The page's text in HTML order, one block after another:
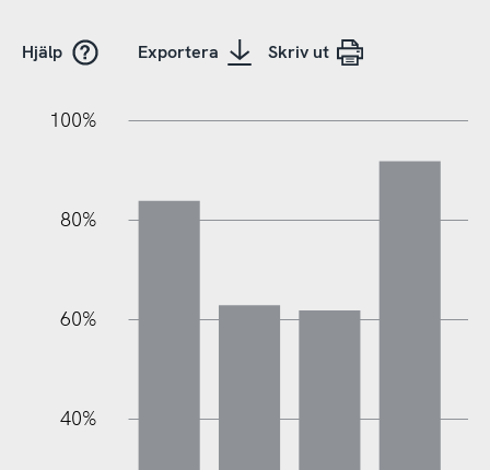
Hjälp Exportera Skriv ut
40%
60%
80%
100%